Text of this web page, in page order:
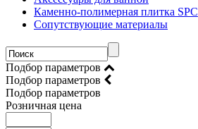
Каменно-полимерная плитка SPC
Сопутствующие материалы
Подбор параметров
Подбор параметров
Подбор параметров
Розничная цена